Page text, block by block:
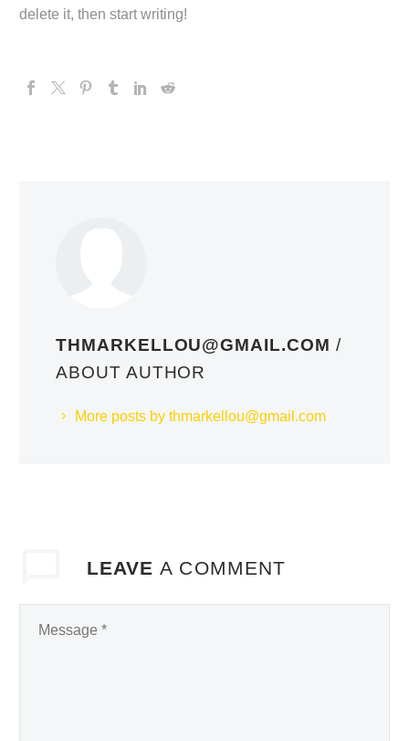
delete it, then start writing!
THMARKELLOU@GMAIL.COM /
ABOUT AUTHOR
More posts by thmarkellou@gmail.com
LEAVEA COMMENT